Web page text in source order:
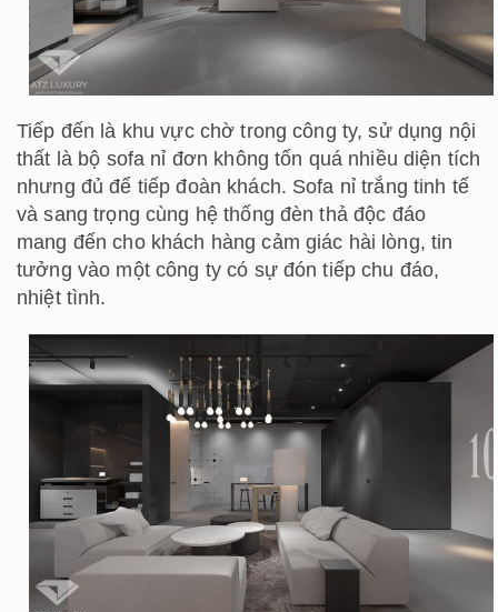
Tiếp đến là khu vực chờ trong công ty, sử dụng nội
thất là bộ sofa nỉ đơn không tốn quá nhiều diện tích
nhưng đủ để tiếp đoàn khách. Sofa nỉ trắng tinh tế
và sang trọng cùng hệ thống đèn thả độc đáo
mang đến cho khách hàng cảm giác hài lòng, tin
tưởng vào một công ty có sự đón tiếp chu đáo,
nhiệt tình.